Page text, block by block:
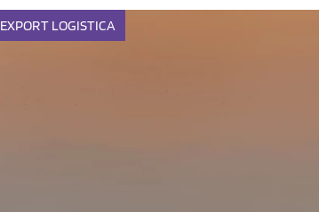
EXPORT LOGISTICA